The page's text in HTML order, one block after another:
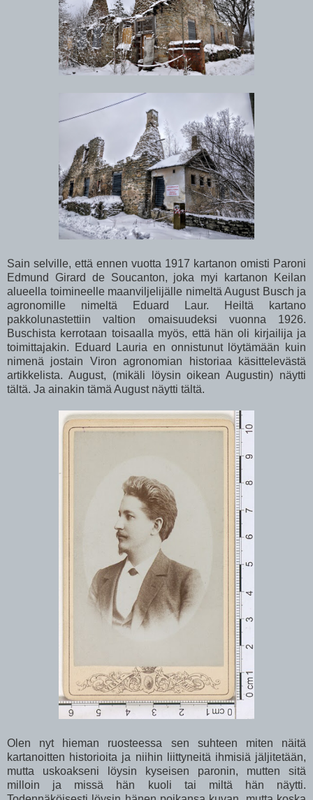
Sain selville, että ennen vuotta 1917 kartanon omisti Paroni
Edmund Girard de Soucanton, joka myi kartanon Keilan
alueella toimineelle maanviljelijälle nimeltä August Busch ja
agronomille nimeltä Eduard Laur. Heiltä kartano
pakkolunastettiin valtion omaisuudeksi vuonna 1926.
Buschista kerrotaan toisaalla myös, että hän oli kirjailija ja
toimittajakin. Eduard Lauria en onnistunut löytämään kuin
nimenä jostain Viron agronomian historiaa käsittelevästä
artikkelista. August, (mikäli löysin oikean Augustin) näytti
tältä. Ja ainakin tämä August näytti tältä.
Olen nyt hieman ruosteessa sen suhteen miten näitä
kartanoitten historioita ja niihin liittyneitä ihmisiä jäljitetään,
mutta uskoakseni löysin kyseisen paronin, mutten sitä
milloin ja missä hän kuoli tai miltä hän näytti.